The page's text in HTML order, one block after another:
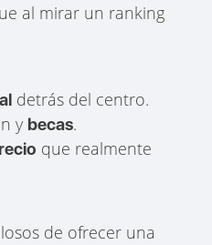
al mirar un ranking
detrás del centro.
y becas.
que realmente
de ofrecer una